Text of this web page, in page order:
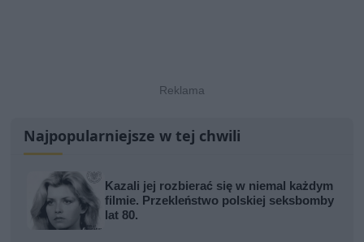
Najpopularniejsze w tej chwili
Kazali jej rozbierać się w niemal każdym
filmie. Przekleństwo polskiej seksbomby
lat 80.